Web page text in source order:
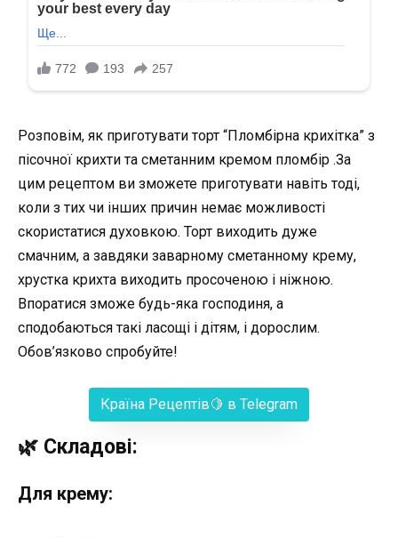
Розповім, як приготувати торт “Пломбірна крихітка” з
пісочної крихти та сметанним кремом пломбір .За
цим рецептом ви зможете приготувати навіть тоді,
коли з тих чи інших причин немає можливості
скористатися духовкою. Торт виходить дуже
смачним, а завдяки заварному сметанному крему,
хрустка крихта виходить просоченою і ніжною.
Впоратися зможе будь-яка господиня, а
сподобаються такі ласощі і дітям, і дорослим.
Обов’язково спробуйте!
Країна Рецептів🍋 в Telegram
🌿 Складові:
Для крему: